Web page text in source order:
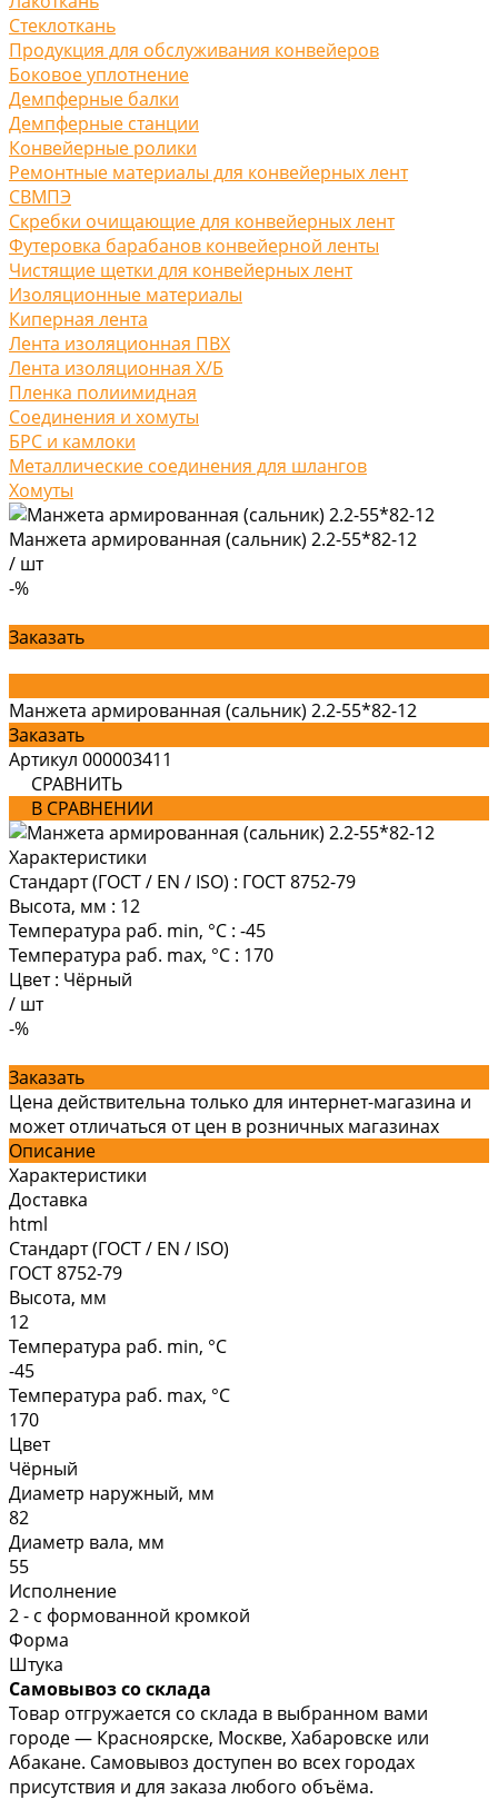
Стеклоткань
Продукция для обслуживания конвейеров
Боковое уплотнение
Демпферные балки
Демпферные станции
Конвейерные ролики
Ремонтные материалы для конвейерных лент
СВМПЭ
Скребки очищающие для конвейерных лент
Футеровка барабанов конвейерной ленты
Чистящие щетки для конвейерных лент
Изоляционные материалы
Киперная лента
Лента изоляционная ПВХ
Лента изоляционная Х/Б
Пленка полиимидная
Соединения и хомуты
БРС и камлоки
Металлические соединения для шлангов
Хомуты
Манжета армированная (сальник) 2.2-55*82-12
/ шт
-%
Заказать
Манжета армированная (сальник) 2.2-55*82-12
Заказать
Артикул 000003411
СРАВНИТЬ
В СРАВНЕНИИ
Характеристики
Стандарт (ГОСТ / EN / ISO) : ГОСТ 8752-79
Высота, мм : 12
Температура раб. min, °C : -45
Температура раб. max, °C : 170
Цвет : Чёрный
/ шт
-%
Заказать
Цена действительна только для интернет-магазина и
может отличаться от цен в розничных магазинах
Описание
Характеристики
Доставка
html
Стандарт (ГОСТ / EN / ISO)
ГОСТ 8752-79
Высота, мм
12
Температура раб. min, °C
-45
Температура раб. max, °C
170
Цвет
Чёрный
Диаметр наружный, мм
82
Диаметр вала, мм
55
Исполнение
2 - с формованной кромкой
Форма
Штука
Самовывоз со склада
Товар отгружается со склада в выбранном вами
городе — Красноярске, Москве, Хабаровске или
Абакане. Самовывоз доступен во всех городах
присутствия и для заказа любого объёма.